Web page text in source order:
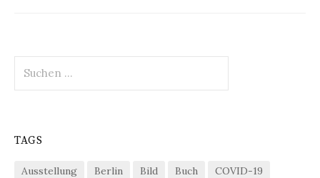
nach:
TAGS
Ausstellung Berlin Bild Buch
COVID-19